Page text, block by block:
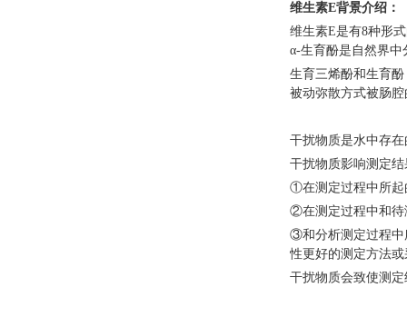
维生素E背景介绍：
维生素E是有8种形
α-生育酚是自然界
生育三烯酚和生育
被动弥散方式被肠
干扰物质是水中存
干扰物质影响测定
①在测定过程中所起
②在测定过程中和待
③和分析测定过程中
性更好的测定方法
干扰物质会致使测